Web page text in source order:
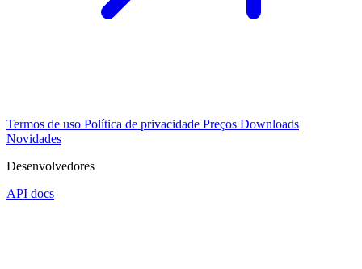
Termos de uso Política de privacidade Preços Downloads
Novidades
Desenvolvedores
API docs